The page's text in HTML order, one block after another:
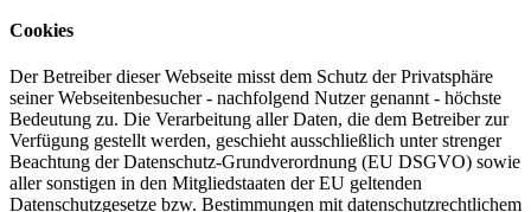
Cookies
Der Betreiber dieser Webseite misst dem Schutz der Privatsphäre
seiner Webseitenbesucher - nachfolgend Nutzer genannt - höchste
Bedeutung zu. Die Verarbeitung aller Daten, die dem Betreiber zur
Verfügung gestellt werden, geschieht ausschließlich unter strenger
Beachtung der Datenschutz-Grundverordnung (EU DSGVO) sowie
aller sonstigen in den Mitgliedstaaten der EU geltenden
Datenschutzgesetze bzw. Bestimmungen mit datenschutzrechtlichem